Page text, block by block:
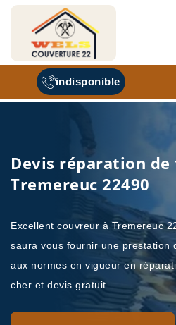
indisponible
Devis réparation
Tremereuc 22490
Excellent couvreur à Tremereuc
saura vous fournir une prestation
aux normes en vigueur en
cher et devis gratuit